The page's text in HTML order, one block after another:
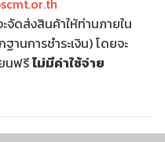
จัดส่งสินค้าให้ท่านภายใน
านการชำระเงิน) โดยจะ
นฟรีไม่มีค่าใช้จ่าย